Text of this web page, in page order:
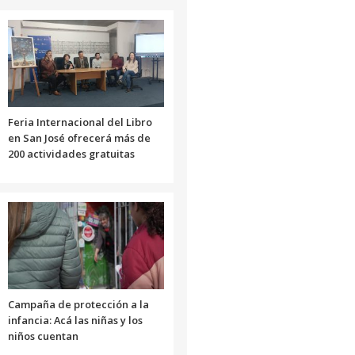
Feria Internacional del Libro
en San José ofrecerá más de
200 actividades gratuitas
Campaña de protección a la
infancia: Acá las niñas y los
niños cuentan